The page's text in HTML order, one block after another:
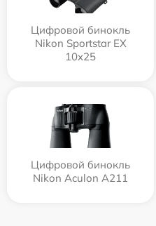
Цифровой бинокль
Nikon Sportstar EX
10x25
Цифровой бинокль
Nikon Aculon A211